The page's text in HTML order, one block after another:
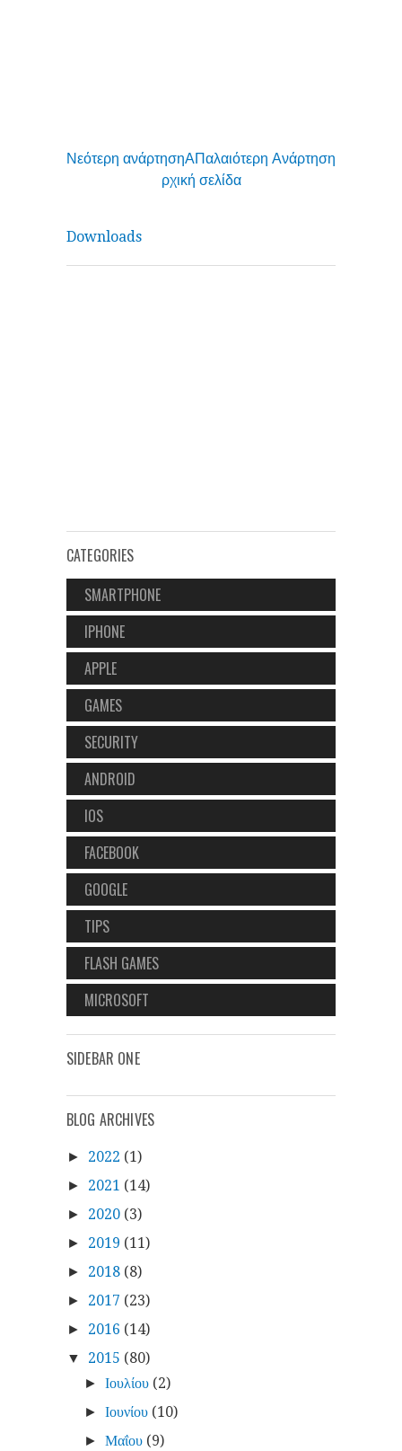
Νεότερη ανάρτηση Παλαιότερη Ανάρτηση
Α
ρχική σελίδα
Downloads
CATEGORIES
SMARTPHONE
IPHONE
APPLE
GAMES
SECURITY
ANDROID
IOS
FACEBOOK
GOOGLE
TIPS
FLASH GAMES
MICROSOFT
SIDEBAR ONE
BLOG ARCHIVES
► 2022 (1)
► 2021 (14)
► 2020 (3)
► 2019 (11)
► 2018 (8)
► 2017 (23)
► 2016 (14)
▼ 2015 (80)
►Ιουλίου (2)
►Ιουνίου (10)
►Μαΐου (9)